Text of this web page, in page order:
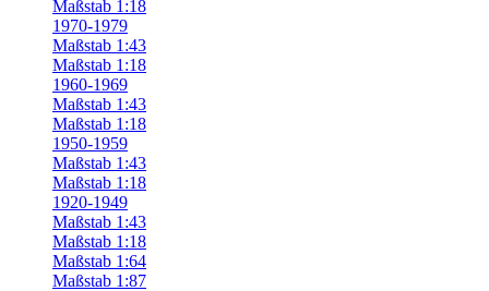
Maßstab 1:18
1970-1979
Maßstab 1:43
Maßstab 1:18
1960-1969
Maßstab 1:43
Maßstab 1:18
1950-1959
Maßstab 1:43
Maßstab 1:18
1920-1949
Maßstab 1:43
Maßstab 1:18
Maßstab 1:64
Maßstab 1:87